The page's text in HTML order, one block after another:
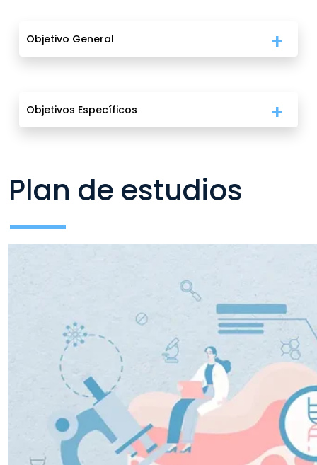
Objetivo General
Objetivos Específicos
Plan de estudios